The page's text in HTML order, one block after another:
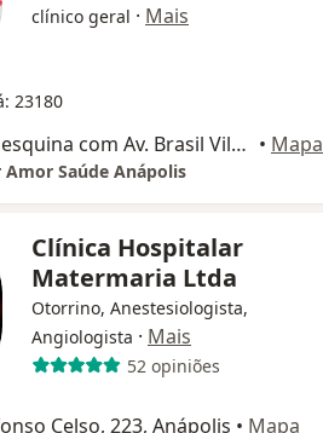
clínico geral · Mais
23180
Av. Goiás 181 esquina com Av. Brasil Vila Santana, Anápolis • Mapa
Amor Saúde Anápolis
Clínica Hospitalar
Matermaria Ltda
Otorrino, Anestesiologista,
Angiologista · Mais
52 opiniões
Celso, 223, Anápolis • Mapa